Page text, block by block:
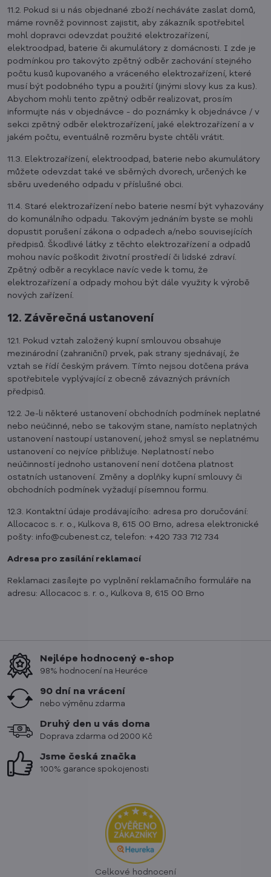
11.2. Pokud si u nás objednané zboží necháváte zaslat domů,
máme rovněž povinnost zajistit, aby zákazník spotřebitel
mohl dopravci odevzdat použité elektrozařízení,
elektroodpad, baterie či akumulátory z domácnosti. I zde je
podmínkou pro takovýto zpětný odběr zachování stejného
počtu kusů kupovaného a vráceného elektrozařízení, které
musí být podobného typu a použití (jinými slovy kus za kus).
Abychom mohli tento zpětný odběr realizovat, prosím
informujte nás v objednávce - do poznámky k objednávce / v
sekci zpětný odběr elektrozařízení, jaké elektrozařízení a v
jakém počtu, eventuálně rozměru byste chtěli vrátit.
11.3. Elektrozařízení, elektroodpad, baterie nebo akumulátory
můžete odevzdat také ve sběrných dvorech, určených ke
sběru uvedeného odpadu v příslušné obci.
11.4. Staré elektrozařízení nebo baterie nesmí být vyhazovány
do komunálního odpadu. Takovým jednáním byste se mohli
dopustit porušení zákona o odpadech a/nebo souvisejících
předpisů. Škodlivé látky z těchto elektrozařízení a odpadů
mohou navíc poškodit životní prostředí či lidské zdraví.
Zpětný odběr a recyklace navíc vede k tomu, že
elektrozařízení a odpady mohou být dále využity k výrobě
nových zařízení.
12. Závěrečná ustanovení
12.1. Pokud vztah založený kupní smlouvou obsahuje
mezinárodní (zahraniční) prvek, pak strany sjednávají, že
vztah se řídí českým právem. Tímto nejsou dotčena práva
spotřebitele vyplývající z obecně závazných právních
předpisů.
12.2. Je-li některé ustanovení obchodních podmínek neplatné
nebo neúčinné, nebo se takovým stane, namísto neplatných
ustanovení nastoupí ustanovení, jehož smysl se neplatnému
ustanovení co nejvíce přibližuje. Neplatností nebo
neúčinností jednoho ustanovení není dotčena platnost
ostatních ustanovení. Změny a doplňky kupní smlouvy či
obchodních podmínek vyžadují písemnou formu.
12.3. Kontaktní údaje prodávajícího: adresa pro doručování:
Allocacoc s. r. o., Kulkova 8, 615 00 Brno, adresa elektronické
pošty: info@cubenest.cz, telefon: +420 733 712 734
Adresa pro zasílání reklamací
Reklamaci zasílejte po vyplnění reklamačního formuláře na
adresu: Allocacoc s. r. o., Kulkova 8, 615 00 Brno
Nejlépe hodnocený e-shop
98% hodnocení na Heuréce
90 dní na vrácení
nebo výměnu zdarma
Druhý den u vás doma
Doprava zdarma od 2000 Kč
Jsme česká značka
100% garance spokojenosti
Celkové hodnocení